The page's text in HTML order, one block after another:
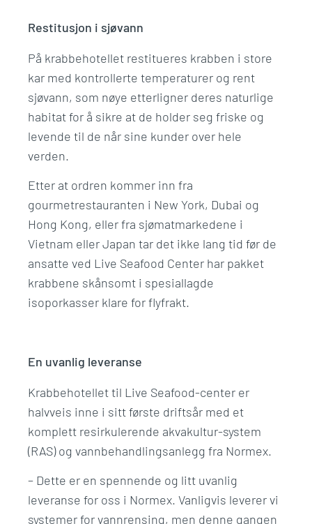
Restitusjon i sjøvann
På krabbehotellet restitueres krabben i store
kar med kontrollerte temperaturer og rent
sjøvann, som nøye etterligner deres naturlige
habitat for å sikre at de holder seg friske og
levende til de når sine kunder over hele
verden.
Etter at ordren kommer inn fra
gourmetrestauranten i New York, Dubai og
Hong Kong, eller fra sjømatmarkedene i
Vietnam eller Japan tar det ikke lang tid før de
ansatte ved Live Seafood Center har pakket
krabbene skånsomt i spesiallagde
isoporkasser klare for flyfrakt.
En uvanlig leveranse
Krabbehotellet til Live Seafood-center er
halvveis inne i sitt første driftsår med et
komplett resirkulerende akvakultur-system
(RAS) og vannbehandlingsanlegg fra Normex.
– Dette er en spennende og litt uvanlig
leveranse for oss i Normex. Vanligvis leverer vi
systemer for vannrensing, men denne gangen